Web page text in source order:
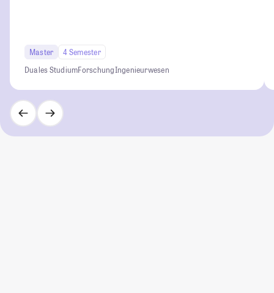
Master
4 Semester
Duales StudiumForschungIngenieurwesen